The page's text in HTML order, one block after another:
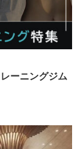
ーニングジム